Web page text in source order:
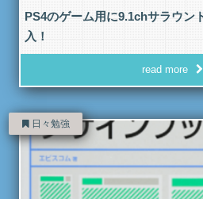
PS4のゲーム用に9.1chサラウン
入！
read more
日々勉強